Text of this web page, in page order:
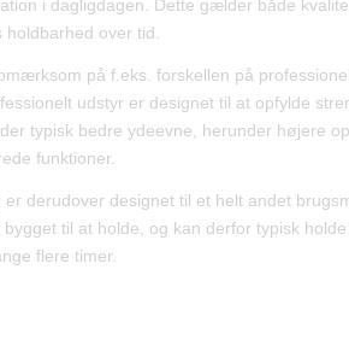
i dagligdagen. Dette gælder både
over tid.
på f.eks. forskellen på
udstyr er designet til at opfylde
typisk bedre ydeevne, herunder højere
funktioner.
derudover designet til et helt andet
til at holde, og kan derfor typisk
flere timer.